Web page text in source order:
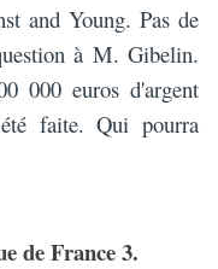
and Young. Pas de
à M. Gibelin.
000 euros d'argent
faite. Qui pourra
de France 3.